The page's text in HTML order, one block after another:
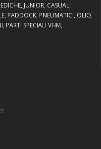
JUNIOR CASUAL
PADDOCK PNEUMATICI OLIO
PARTI SPECIALI VHM